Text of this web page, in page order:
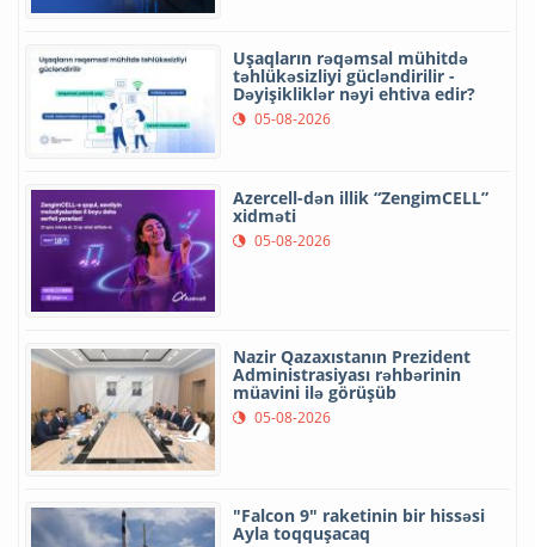
Uşaqların rəqəmsal mühitdə
təhlükəsizliyi gücləndirilir -
Dəyişikliklər nəyi ehtiva edir?
05-08-2026
Azercell-dən illik “ZengimCELL”
xidməti
05-08-2026
Nazir Qazaxıstanın Prezident
Administrasiyası rəhbərinin
müavini ilə görüşüb
05-08-2026
"Falcon 9" raketinin bir hissəsi
Ayla toqquşacaq